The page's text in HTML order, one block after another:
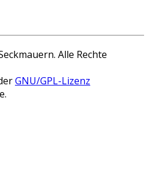
Alle Rechte
GNU/GPL-Lizenz